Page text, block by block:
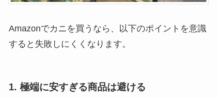
Amazonでカニを買うなら、以下のポイントを意識
すると失敗しにくくなります。
1. 極端に安すぎる商品は避ける